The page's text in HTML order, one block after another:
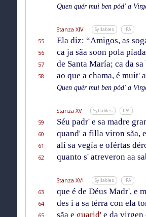
Quen quér mui ben pód' a
Stanza XIV Syllables IPA
55 Ela diz: “Amigos, as
56
ca ja sãa soon pola
57
de Santa María; ca da sa
58
ao que a chama, é muit'
Quen quér mui ben pód' a
Stanza XV Syllables IPA
59 Séu padr' e sa madre
60
quand' a filla viron sãa,
61
alí sa vegía e ofértas
62
quanto s' atreveron aa
Stanza XVI Syllables IPA
63 que é de Déus Madr', e
64
des i a sa térra con ela
65
sãa e guarid'e da virgen